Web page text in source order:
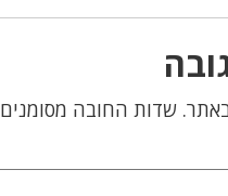
שדות החובה מסומנים